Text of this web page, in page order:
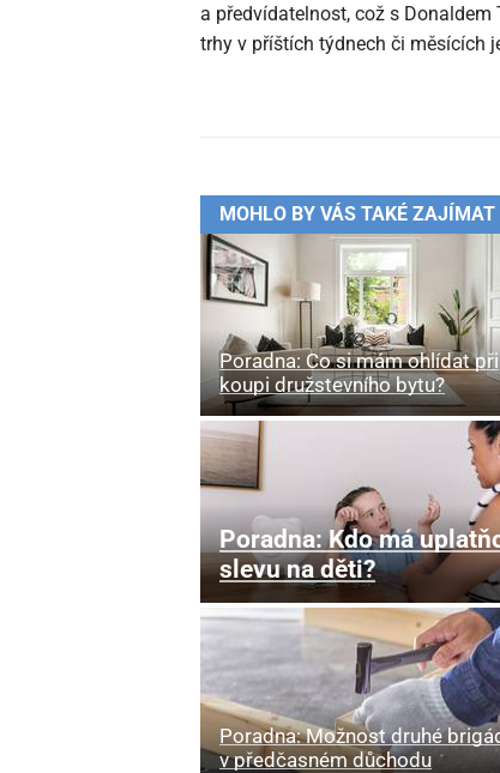
a předvídatelnost, což s
trhy v příštích týdnech či měsících
MOHLO BY VÁS TAKÉ ZAJÍMAT
Poradna: Co si mám ohlídat při
koupi družstevního bytu?
Poradna: Kdo má
slevu na děti?
Poradna: Možnost druhé
v předčasném důchodu